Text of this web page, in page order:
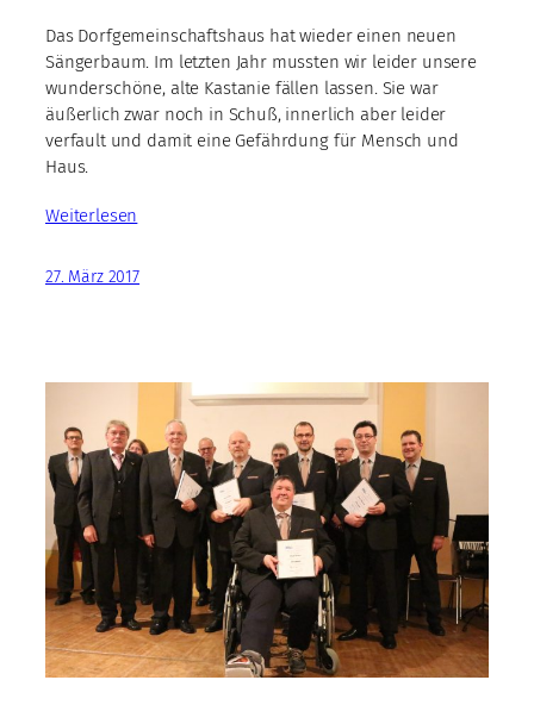
Das Dorfgemeinschaftshaus hat wieder einen neuen
Sängerbaum. Im letzten Jahr mussten wir leider unsere
wunderschöne, alte Kastanie fällen lassen. Sie war
äußerlich zwar noch in Schuß, innerlich aber leider
verfault und damit eine Gefährdung für Mensch und
Haus.
Weiterlesen
27. März 2017